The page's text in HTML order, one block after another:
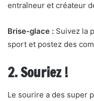
entraîneur et créateur
Brise-glace : Suivez la
sport et postez des
2. Souriez !
Le sourire a des super